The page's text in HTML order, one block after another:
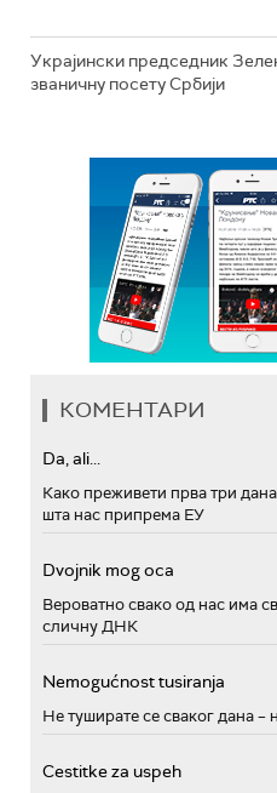
Украјински председник
званичну посету Србији
КОМЕНТАРИ
Da, ali...
Како преживети прва три
шта нас припрема ЕУ
Dvojnik mog oca
Вероватно свако од нас има
сличну ДНК
Nemogućnost tusiranja
Не туширате се сваког дана –
Cestitke za uspeh